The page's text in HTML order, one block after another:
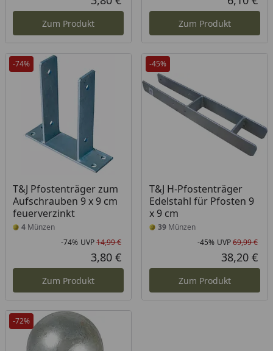
Aktueller Preis
Zum Produkt Zum Produkt
-74%
T&J Pfostenträger zum
Aufschrauben 9 x 9 cm
feuerverzinkt
4 Münzen
Rabatt in Prozent
-74%
Ursprünglicher Preis
UVP14,99 €
Aktueller Preis
3,80 €
Zum Produkt
-45%
T&J H-Pfostenträger
Edelstahl für Pfosten 9
x 9 cm
39Münzen
-45% UVP69,99 €
38,20 €
Zum Produkt
-72%